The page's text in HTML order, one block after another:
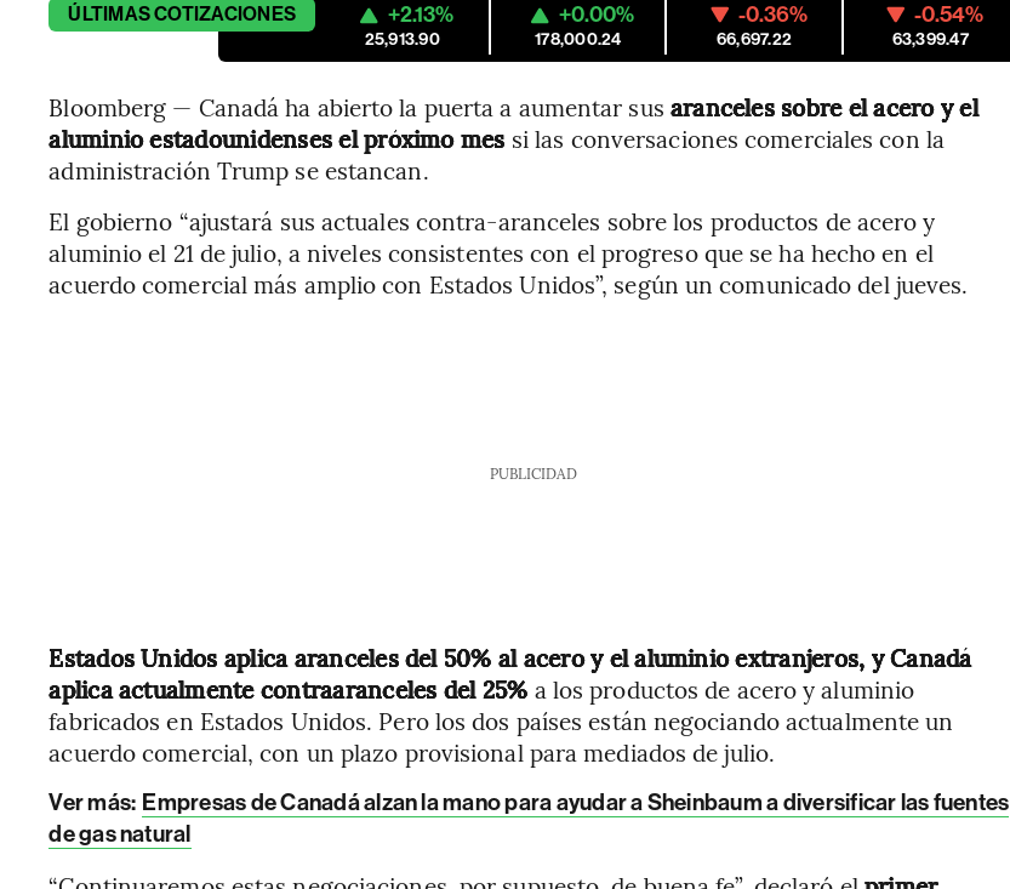
ÚLTIMASCOTIZACIONES +2.13%
25,913.90
+0.00%
178,000.24
-0.36%
66,697.22
-0.54%
63,399.47
Bloomberg — Canadá ha abierto la puerta a aumentar sus aranceles sobre el acero y el
aluminio estadounidenses el próximo mes si las conversaciones comerciales con la
administración Trump se estancan.
El gobierno “ajustará sus actuales contra-aranceles sobre los productos de acero y
aluminio el 21 de julio, a niveles consistentes con el progreso que se ha hecho en el
acuerdo comercial más amplio con Estados Unidos”, según un comunicado del jueves.
PUBLICIDAD
Estados Unidos aplica aranceles del 50% al acero y el aluminio extranjeros, y Canadá
aplica actualmente contraaranceles del 25% a los productos de acero y aluminio
fabricados en Estados Unidos. Pero los dos países están negociando actualmente un
acuerdo comercial, con un plazo provisional para mediados de julio.
Ver más: Empresas de Canadá alzan la mano para ayudar a Sheinbaum a diversificar las fuentes
de gas natural